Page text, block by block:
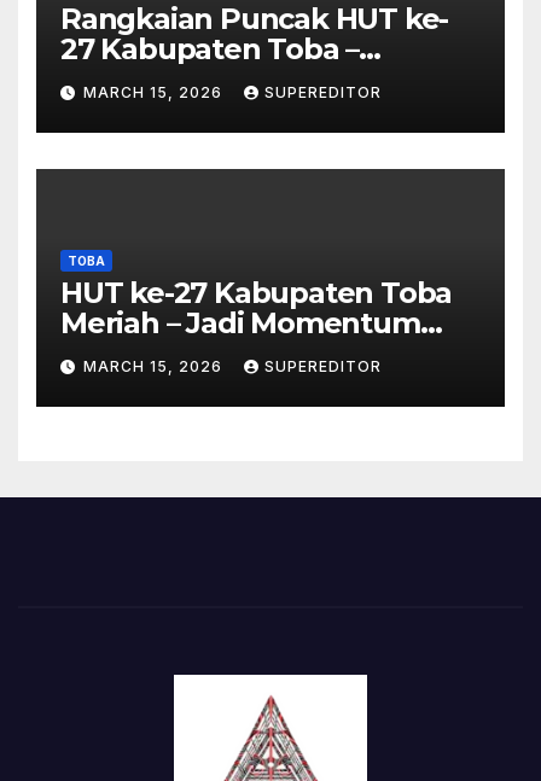
Rangkaian Puncak HUT ke-
27 Kabupaten Toba –
Panjatkan Doa Untuk
Kesejahteraan
MARCH 15, 2026 SUPEREDITOR
TOBA
HUT ke-27 Kabupaten Toba
Meriah – Jadi Momentum
Perkuat Sinergi
Pembangunan Kawasan
Danau Toba
MARCH 15, 2026 SUPEREDITOR